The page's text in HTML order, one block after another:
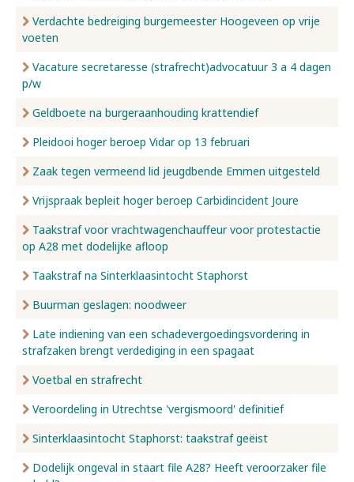
Verdachte bedreiging burgemeester Hoogeveen op vrije
voeten
Vacature secretaresse (strafrecht)advocatuur 3 a 4 dagen
p/w
Geldboete na burgeraanhouding krattendief
Pleidooi hoger beroep Vidar op 13 februari
Zaak tegen vermeend lid jeugdbende Emmen uitgesteld
Vrijspraak bepleit hoger beroep Carbidincident Joure
Taakstraf voor vrachtwagenchauffeur voor protestactie
op A28 met dodelijke afloop
Taakstraf na Sinterklaasintocht Staphorst
Buurman geslagen: noodweer
Late indiening van een schadevergoedingsvordering in
strafzaken brengt verdediging in een spagaat
Voetbal en strafrecht
Veroordeling in Utrechtse 'vergismoord' definitief
Sinterklaasintocht Staphorst: taakstraf geëist
Dodelijk ongeval in staart file A28? Heeft veroorzaker file